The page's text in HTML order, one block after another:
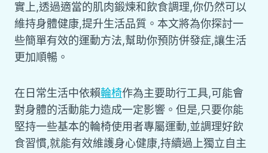
實上,透過適當的肌肉鍛煉和飲食調理,你仍然可以
維持身體健康,提升生活品質。本文將為你探討一
些簡單有效的運動方法,幫助你預防併發症,讓生活
更加順暢。
在日常生活中依賴輪椅作為主要助行工具,可能會
對身體的活動能力造成一定影響。但是,只要你能
堅持一些基本的輪椅使用者專屬運動,並調理好飲
食習慣,就能有效維護身心健康,持續過上獨立自主